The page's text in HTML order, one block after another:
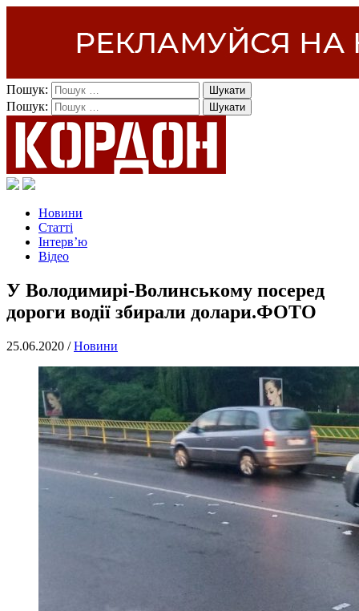
Пошук:
Пошук:
Новини
Статті
Інтерв’ю
Відео
У Володимирі-Волинському посеред
дороги водії збирали долари.ФОТО
25.06.2020 /Новини